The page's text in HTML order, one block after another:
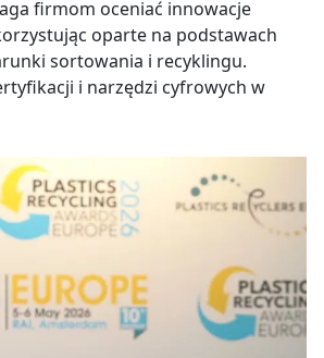
firmom oceniać innowacje
oparte na podstawach
sortowania i recyklingu.
i narzędzi cyfrowych w